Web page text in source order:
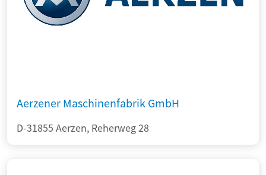
Aerzener Maschinenfabrik GmbH
D-31855 Aerzen, Reherweg 28